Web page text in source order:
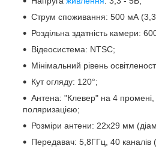
Струм споживання: 500 мА
Роздільна здатність камери:
Відеосистема: NTSC;
Мінімальний рівень
Кут огляду: 120°;
Антена: "Клевер" на 4
поляризацією;
Розміри антени: 22х29 мм
Передавач: 5,8ГГц, 40 каналів